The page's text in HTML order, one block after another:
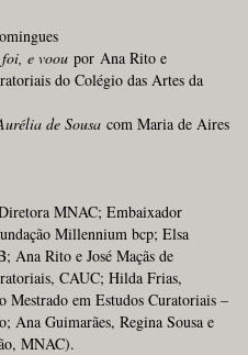
e voou por Ana Rito e
do Colégio das Artes da
de Sousa com Maria de Aires
MNAC; Embaixador
Millennium bcp; Elsa
Ana Rito e José Maçãs de
CAUC; Hilda Frias,
em Estudos Curatoriais –
Ana Guimarães, Regina Sousa e
MNAC).